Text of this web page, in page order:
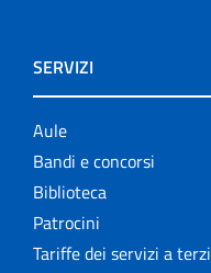
SERVIZI
Aule
Bandi e concorsi
Biblioteca
Patrocini
Tariffe dei servizi a terzi